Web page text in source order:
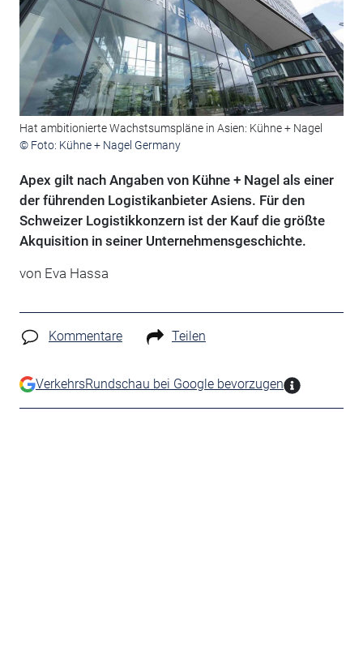
Hat ambitionierte Wachstsumspläne in Asien: Kühne + Nagel
© Foto: Kühne + Nagel Germany
Apex gilt nach Angaben von Kühne + Nagel als einer
der führenden Logistikanbieter Asiens. Für den
Schweizer Logistikkonzern ist der Kauf die größte
Akquisition in seiner Unternehmensgeschichte.
von Eva Hassa
Kommentare Teilen
VerkehrsRundschau bei Google bevorzugen